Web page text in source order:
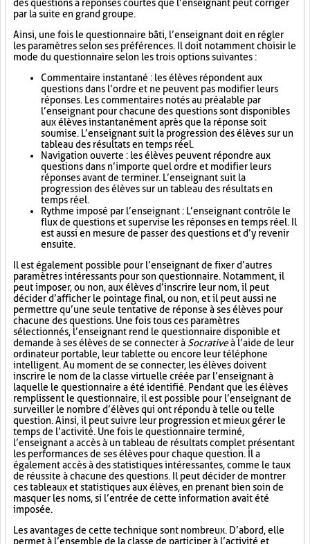
des questions à réponses courtes que l’enseignant peut corriger
par la suite en grand groupe.
Ainsi, une fois le questionnaire bâti, l’enseignant doit en régler
les paramètres selon ses préférences. Il doit notamment choisir le
mode du questionnaire selon les trois options suivantes :
Commentaire instantané : les élèves répondent aux
questions dans l’ordre et ne peuvent pas modifier leurs
réponses. Les commentaires notés au préalable par
l’enseignant pour chacune des questions sont disponibles
aux élèves instantanément après que la réponse soit
soumise. L’enseignant suit la progression des élèves sur un
tableau des résultats en temps réel.
Navigation ouverte : les élèves peuvent répondre aux
questions dans n’importe quel ordre et modifier leurs
réponses avant de terminer. L’enseignant suit la
progression des élèves sur un tableau des résultats en
temps réel.
Rythme imposé par l’enseignant : L’enseignant contrôle le
flux de questions et supervise les réponses en temps réel. Il
est aussi en mesure de passer des questions et d’y revenir
ensuite.
Il est également possible pour l’enseignant de fixer d’autres
paramètres intéressants pour son questionnaire. Notamment, il
peut imposer, ou non, aux élèves d’inscrire leur nom, il peut
décider d’afficher le pointage final, ou non, et il peut aussi ne
permettre qu’une seule tentative de réponse à ses élèves pour
chacune des questions. Une fois tous ces paramètres
sélectionnés, l’enseignant rend le questionnaire disponible et
demande à ses élèves de se connecter à Socrativeà l’aide de leur
ordinateur portable, leur tablette ou encore leur téléphone
intelligent. Au moment de se connecter, les élèves doivent
inscrire le nom de la classe virtuelle créée par l’enseignant à
laquelle le questionnaire a été identifié. Pendant que les élèves
remplissent le questionnaire, il est possible pour l’enseignant de
surveiller le nombre d’élèves qui ont répondu à telle ou telle
question. Ainsi, il peut suivre leur progression et mieux gérer le
temps de l’activité. Une fois le questionnaire terminé,
l’enseignant a accès à un tableau de résultats complet présentant
les performances de ses élèves pour chaque question. Il a
également accès à des statistiques intéressantes, comme le taux
de réussite à chacune des questions. Il peut décider de montrer
ces tableaux et statistiques aux élèves, en prenant bien soin de
masquer les noms, si l’entrée de cette information avait été
imposée.
Les avantages de cette technique sont nombreux. D’abord, elle
permet à l’ensemble de la classe de participer à l’activité et